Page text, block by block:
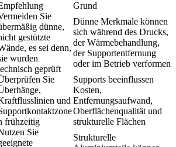
Grund
Sie
dünne,
gestützte
es sei denn,
wurden
geprüft
Dünne Merkmale können
sich während des Drucks,
der Wärmebehandlung,
der Supportentfernung
oder im Betrieb verformen
Sie
und
frühzeitig
Supports beeinflussen
Kosten,
Entfernungsaufwand,
Oberflächenqualität und
strukturelle Flächen
Sie
Strukturelle